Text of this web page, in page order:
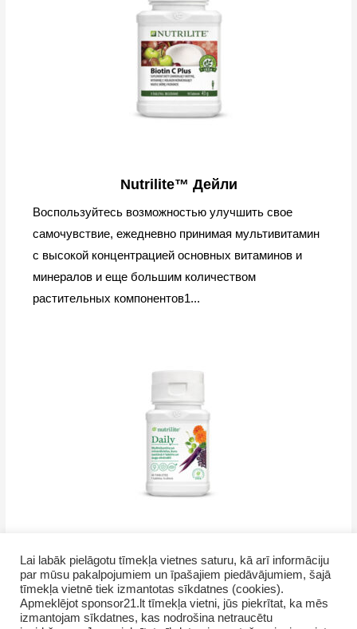
Nutrilite™ Дейли
Воспользуйтесь возможностью улучшить свое
самочувствие, ежедневно принимая мультивитамин
с высокой концентрацией основных витаминов и
минералов и еще большим количеством
растительных компонентов1...
Lai labāk pielāgotu tīmekļa vietnes saturu, kā arī informāciju
par mūsu pakalpojumiem un īpašajiem piedāvājumiem, šajā
tīmekļa vietnē tiek izmantotas sīkdatnes (cookies).
Apmeklējot sponsor21.lt tīmekļa vietni, jūs piekrītat, ka mēs
izmantojam sīkdatnes, kas nodrošina netraucētu